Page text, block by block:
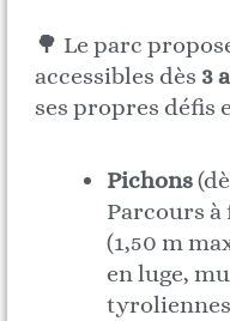
🌳 Le parc
accessibles dès 3
ses propres défis
Pichons
Parcours
(1,50 m
en luge,